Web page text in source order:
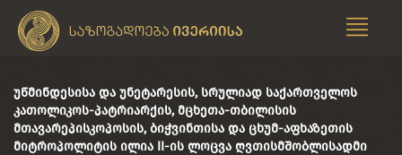
უწმინდესისა და უნეტარესის, სრულიად საქართველოს
კათოლიკოს-პატრიარქის, მცხეთა-თბილისის
მთავარეპისკოპოსის, ბიჭვინთისა და ცხუმ-აფხაზეთის
მიტროპოლიტის ილია II-ის ლოცვა ღვთისმშობლისადმი